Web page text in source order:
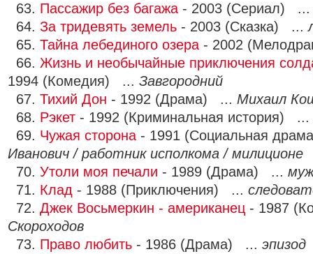
63. Пассажир без багажа - 2003 (Сериал)
64. За тридевять земель - 2003 (Сказка) ...
65. Тайна лебединого озера - 2002
66. Жизнь и необычайные приключения
1994 (Комедия) ... Завгородний
67. Тихий Дон - 1992 (Драма) ... Михаил
68. Рэкет - 1992 (Криминальная история) ...
69. Чужая сторона - 1991 (Социальная
Иванович / работник исполкома / милиционе
70. Утоли моя печали - 1989 (Драма) ...
71. Клад - 1988 (Приключения) ...
72. Джек Восьмеркин - американец - 1987
Скороходов
73. Право любить - 1986 (Драма) ... эпизод